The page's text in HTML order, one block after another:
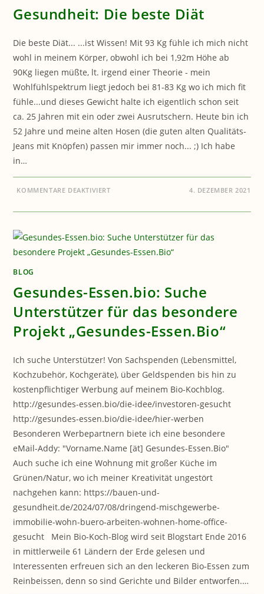
Gesundheit: Die beste Diät
Die beste Diät... ...ist Wissen! Mit 93 Kg fühle ich mich nicht
wohl in meinem Körper, obwohl ich bei 1,92m Höhe ab
90Kg liegen müßte, lt. irgend einer Theorie - mein
Wohlfühlspektrum liegt jedoch bei 81-83 Kg wo ich mich fit
fühle...und dieses Gewicht halte ich eigentlich schon seit
ca. 25 Jahren mit ein oder zwei Ausrutschern. Heute bin ich
52 Jahre und meine alten Hosen (die guten alten Qualitäts-
Jeans mit Knöpfen) passen mir immer noch... ;) Ich habe
in…
KOMMENTARE DEAKTIVIERTFÜR
BESTE
4. DEZEMBER 2021
BLOG
Gesundes-Essen.bio: Suche
Unterstützer für das besondere
Projekt „Gesundes-Essen.Bio“
Ich suche Unterstützer! Von Sachspenden (Lebensmittel,
Kochzubehör, Kochgeräte), über Geldspenden bis hin zu
kostenpflichtiger Werbung auf meinem Bio-Kochblog.
http://gesundes-essen.bio/die-idee/investoren-gesucht
http://gesundes-essen.bio/die-idee/hier-werben
Besonderen Werbepartnern biete ich eine besondere
eMail-Addy: "Vorname.Name [ät] Gesundes-Essen.Bio"
Auch suche ich eine Wohnung mit großer Küche im
Grünen/Natur, wo ich meiner Kreativität ungestört
nachgehen kann: https://bauen-und-
gesundheit.de/2024/07/08/dringend-mischgewerbe-
immobilie-wohn-buero-arbeiten-wohnen-home-office-
gesucht Mein Bio-Koch-Blog wird seit Blogstart Ende 2016
in mittlerweile 61 Ländern der Erde gelesen und
Interessenten erfreuen sich an den leckeren Bio-Essen zum
Reinbeissen, denn so sind Gerichte und Bilder entworfen.…